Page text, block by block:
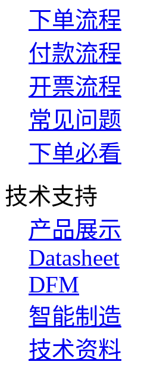
下单流程
付款流程
开票流程
常见问题
下单必看
技术支持
产品展示
Datasheet
DFM
智能制造
技术资料